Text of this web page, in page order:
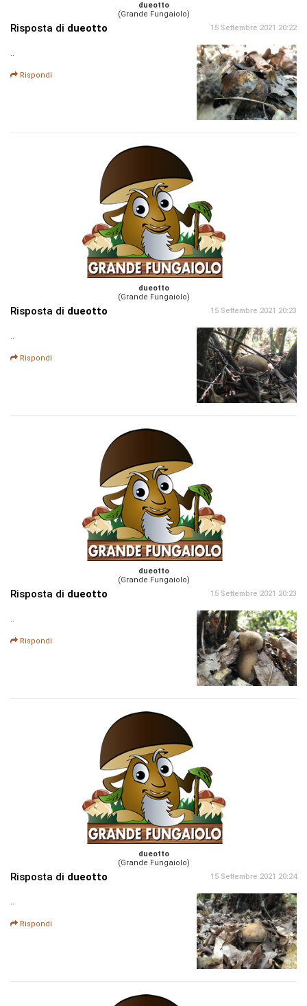
dueotto
(Grande Fungaiolo)
Risposta di dueotto 15 Settembre 2021 20:22
..
Rispondi
dueotto
(Grande Fungaiolo)
Risposta di dueotto 15 Settembre 2021 20:23
..
Rispondi
dueotto
(Grande Fungaiolo)
Risposta di dueotto 15 Settembre 2021 20:23
..
Rispondi
dueotto
(Grande Fungaiolo)
Risposta di dueotto 15 Settembre 2021 20:24
..
Rispondi